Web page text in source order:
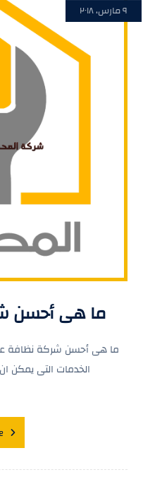
ما هى أحسن
٩ مارس، ٢٠١٨
ما هى أحسن شركة نظافة
الخدمات التى يمكن